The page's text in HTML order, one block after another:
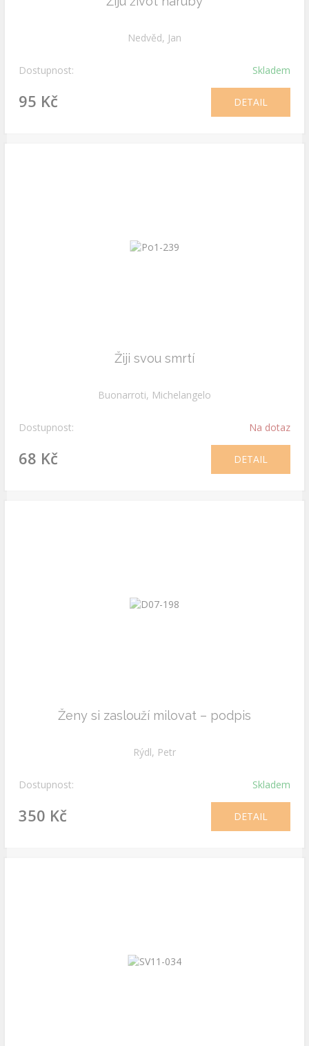
Nedvěd, Jan
Dostupnost: Skladem
95 Kč DETAIL
Žiji svou smrtí
Buonarroti, Michelangelo
Dostupnost: Na dotaz
68 Kč DETAIL
Ženy si zaslouží milovat – podpis
Rýdl, Petr
Dostupnost: Skladem
350 Kč DETAIL